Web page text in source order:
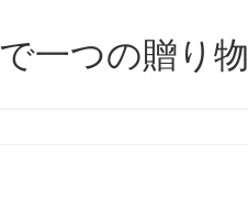
一つの贈り物